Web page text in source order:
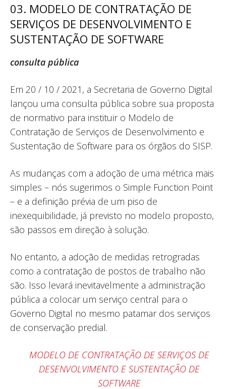
03. MODELO DE CONTRATAÇÃO DE
SERVIÇOS DE DESENVOLVIMENTO E
SUSTENTAÇÃO DE SOFTWARE
consulta pública
Em 20 / 10 / 2021, a Secretaria de Governo Digital
lançou uma consulta pública sobre sua proposta
de normativo para instituir o Modelo de
Contratação de Serviços de Desenvolvimento e
Sustentação de Software para os órgãos do SISP.
As mudanças com a adoção de uma métrica mais
simples – nós sugerimos o Simple Function Point
– e a definição prévia de um piso de
inexequibilidade, já previsto no modelo proposto,
são passos em direção à solução.
No entanto, a adoção de medidas retrogradas
como a contratação de postos de trabalho não
são. Isso levará inevitavelmente a administração
pública a colocar um serviço central para o
Governo Digital no mesmo patamar dos serviços
de conservação predial.
MODELO DE CONTRATAÇÃO DE SERVIÇOS DE
DESENVOLVIMENTO E SUSTENTAÇÃO DE
SOFTWARE